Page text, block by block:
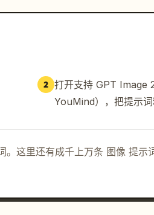
2 打开支持 GPT Image
YouMind），把提示词
这里还有成千上万条 图像 提示